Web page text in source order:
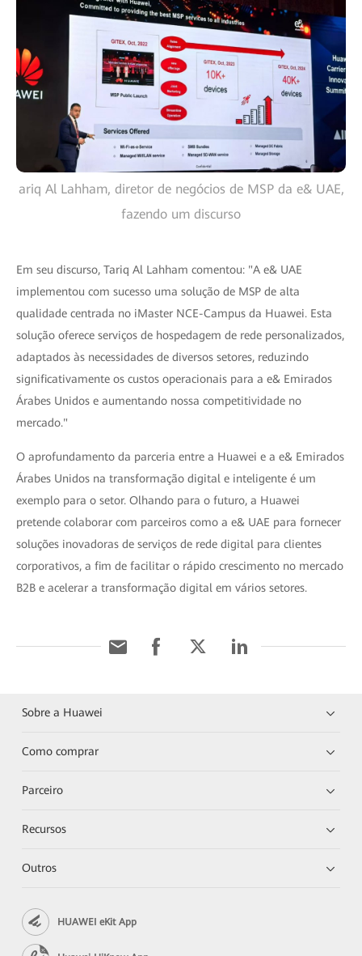
ariq Al Lahham, diretor de negócios de MSP da e& UAE,
fazendo um discurso
Em seu discurso, Tariq Al Lahham comentou: "A e& UAE
implementou com sucesso uma solução de MSP de alta
qualidade centrada no iMaster NCE-Campus da Huawei. Esta
solução oferece serviços de hospedagem de rede personalizados,
adaptados às necessidades de diversos setores, reduzindo
significativamente os custos operacionais para a e& Emirados
Árabes Unidos e aumentando nossa competitividade no
mercado."
O aprofundamento da parceria entre a Huawei e a e& Emirados
Árabes Unidos na transformação digital e inteligente é um
exemplo para o setor. Olhando para o futuro, a Huawei
pretende colaborar com parceiros como a e& UAE para fornecer
soluções inovadoras de serviços de rede digital para clientes
corporativos, a fim de facilitar o rápido crescimento no mercado
B2B e acelerar a transformação digital em vários setores.
Sobre a Huawei
Como comprar
Parceiro
Recursos
Outros
HUAWEI eKit App